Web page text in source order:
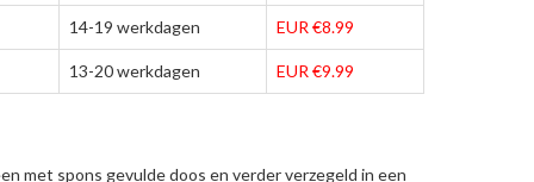
14-19 werkdagen EUR €8.99
13-20 werkdagen EUR €9.99
met spons gevulde doos en verder verzegeld in een